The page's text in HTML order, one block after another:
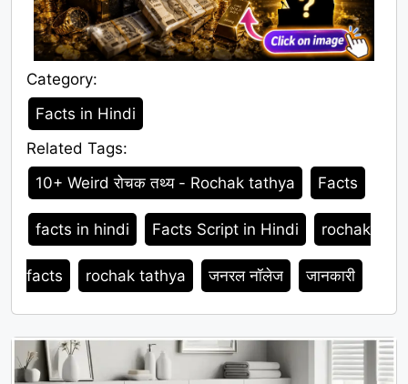
Category:
Category
Facts in Hindi
Related Tags:
Tags
10+ Weird रोचक तथ्य - Rochak tathya Facts
facts in hindi Facts Script in Hindi rochak
facts rochak tathya जनरल नॉलेज जानकारी